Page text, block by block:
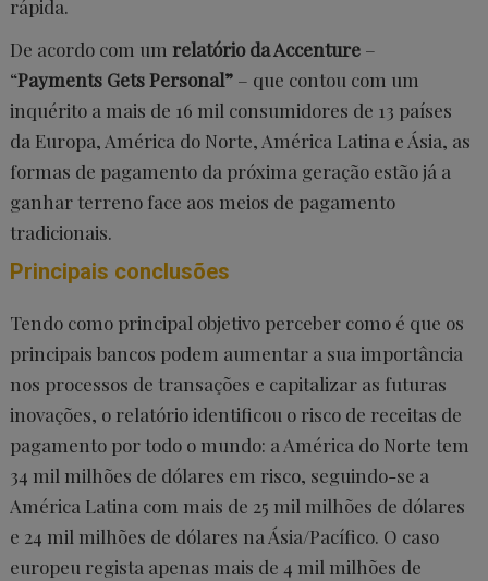
rápida.
De acordo com um relatório da Accenture –
“Payments Gets Personal” – que contou com um
inquérito a mais de 16 mil consumidores de 13 países
da Europa, América do Norte, América Latina e Ásia, as
formas de pagamento da próxima geração estão já a
ganhar terreno face aos meios de pagamento
tradicionais.
Principais conclusões
Tendo como principal objetivo perceber como é que os
principais bancos podem aumentar a sua importância
nos processos de transações e capitalizar as futuras
inovações, o relatório identificou o risco de receitas de
pagamento por todo o mundo: a América do Norte tem
34 mil milhões de dólares em risco, seguindo-se a
América Latina com mais de 25 mil milhões de dólares
e 24 mil milhões de dólares na Ásia/Pacífico. O caso
europeu regista apenas mais de 4 mil milhões de